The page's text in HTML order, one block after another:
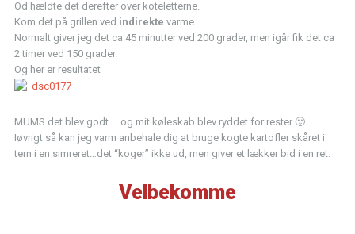
Od hældte det derefter over koteletterne.
Kom det på grillen ved indirekte varme.
Normalt giver jeg det ca 45 minutter ved 200 grader, men igår fik det ca
2 timer ved 150 grader.
Og her er resultatet
MUMS det blev godt ….og mit køleskab blev ryddet for rester 🙂
Iøvrigt så kan jeg varm anbehale dig at bruge kogte kartofler skåret i
tern i en simreret…det “koger” ikke ud, men giver et lækker bid i en ret.
Velbekomme